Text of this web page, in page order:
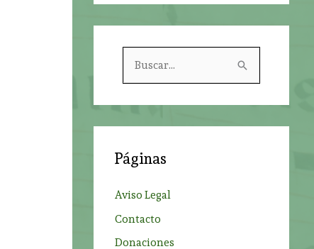
r
Páginas
Aviso Legal
Contacto
Donaciones